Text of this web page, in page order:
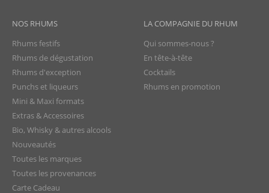
NOS RHUMS
Rhums festifs
Rhums de dégustation
Rhums d'exception
Punchs et liqueurs
Mini & Maxi formats
Extras & Accessoires
Bio, Whisky & autres alcools
Nouveautés
Toutes les marques
Toutes les provenances
Carte Cadeau
LA COMPAGNIE DU RHUM
Qui sommes-nous ?
En tête-à-tête
Cocktails
Rhums en promotion